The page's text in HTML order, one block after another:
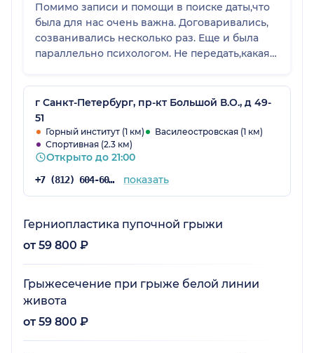
Помимо записи и помощи в поиске даты,что
была для нас очень важна. Договаривались,
созванивались несколько раз. Еще и была
параллельно психологом. Не передать,какая
операции! Валерии выражаю
благодарность!!! Представляю, как это тяжело
быть всегда на связи с пациентом!
г Санкт-Петербург, пр-кт Большой В.О., д 49-
51
Горный институт (1 км)
Василеостровская (1 км)
Спортивная (2.3 км)
Открыто до 21:00
+7 (812) 604-60-54 показать
Герниопластика пупочной грыжи
от 59 800 ₽
Грыжесечение при грыже белой линии
живота
от 59 800 ₽